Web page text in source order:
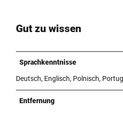
Gut zu wissen
Sprachkenntnisse
Deutsch, Englisch, Polnisch,
Entfernung